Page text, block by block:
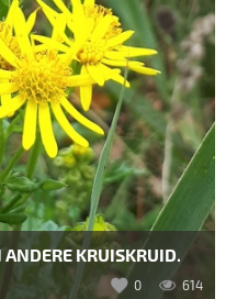
ANDERE KRUISKRUID.
0 614